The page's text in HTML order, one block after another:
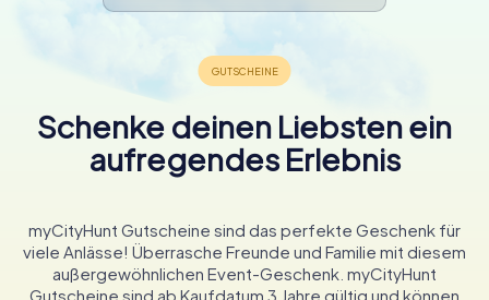
Schenke deinen Liebsten ein
aufregendes Erlebnis
myCityHunt Gutscheine sind das perfekte Geschenk für
viele Anlässe! Überrasche Freunde und Familie mit diesem
außergewöhnlichen Event-Geschenk. myCityHunt
Gutscheine sind ab Kaufdatum 3 Jahre gültig und können